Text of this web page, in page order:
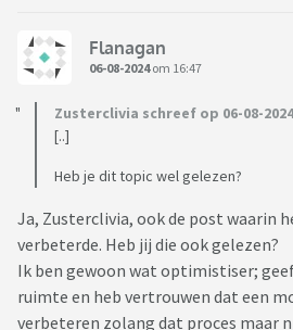
Flanagan
06-08-2024om 16:47
Zusterclivia schreef op 06-08-
[..]
Heb je dit topic wel gelezen?
Ja, Zusterclivia, ook de post waarin
verbeterde. Heb jij die ook gelezen?
Ik ben gewoon wat optimistiser;
ruimte en heb vertrouwen dat een
verbeteren zolang dat proces maar